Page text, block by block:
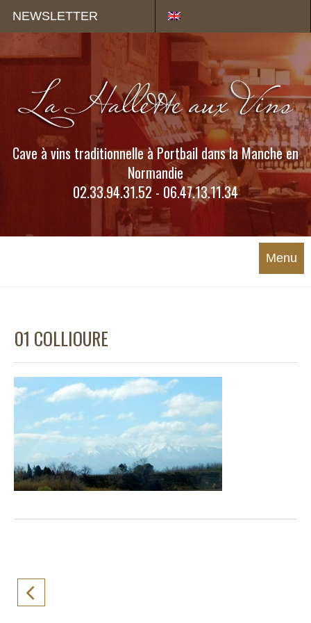
NEWSLETTER
Cave à vins traditionnelle à Portbail dans la Manche en
Normandie
02.33.94.31.52 - 06.47.13.11.34
Menu
01 COLLIOURE
Panneau de gestion des cookies